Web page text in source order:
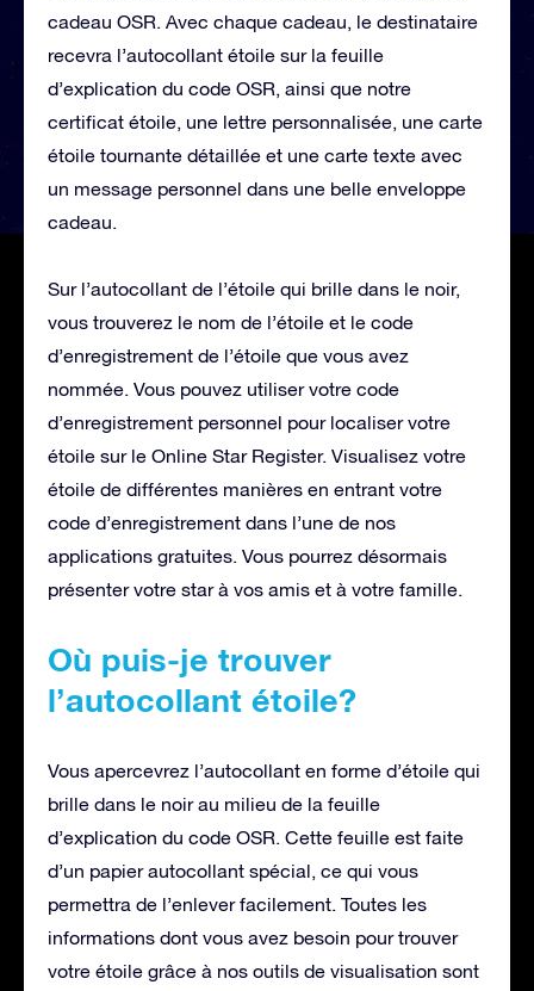
cadeau OSR. Avec chaque cadeau, le destinataire
recevra l’autocollant étoile sur la feuille
d’explication du code OSR, ainsi que notre
certificat étoile, une lettre personnalisée, une carte
étoile tournante détaillée et une carte texte avec
un message personnel dans une belle enveloppe
cadeau.
Sur l’autocollant de l’étoile qui brille dans le noir,
vous trouverez le nom de l’étoile et le code
d’enregistrement de l’étoile que vous avez
nommée. Vous pouvez utiliser votre code
d’enregistrement personnel pour localiser votre
étoile sur le Online Star Register. Visualisez votre
étoile de différentes manières en entrant votre
code d’enregistrement dans l’une de nos
applications gratuites. Vous pourrez désormais
présenter votre star à vos amis et à votre famille.
Où puis-je trouver
l’autocollant étoile?
Vous apercevrez l’autocollant en forme d’étoile qui
brille dans le noir au milieu de la feuille
d’explication du code OSR. Cette feuille est faite
d’un papier autocollant spécial, ce qui vous
permettra de l’enlever facilement. Toutes les
informations dont vous avez besoin pour trouver
votre étoile grâce à nos outils de visualisation sont